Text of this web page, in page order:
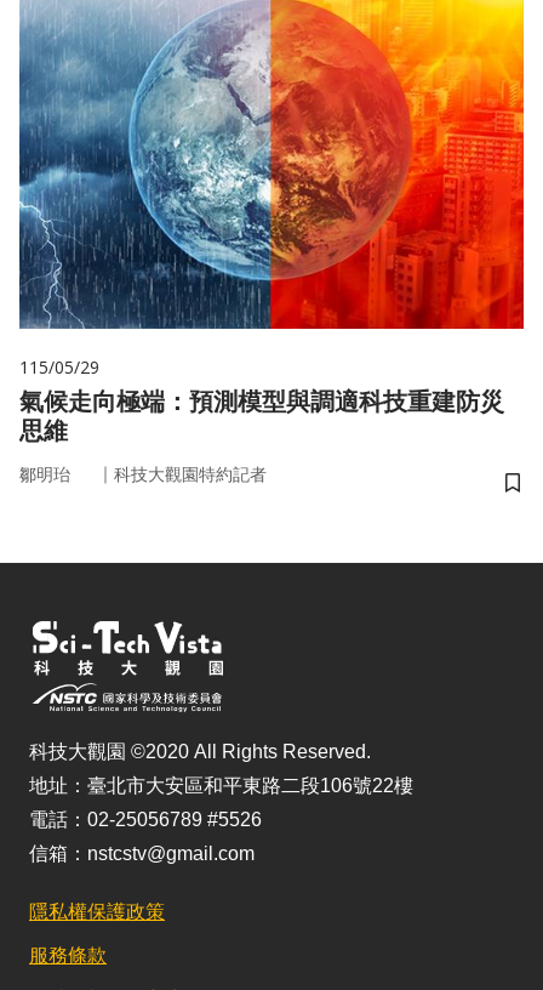
115/05/29
氣候走向極端：預測模型與調適科技重建防災
思維
鄒明珆 ｜ 科技大觀園特約記者
儲
科技大觀園 ©2020 All Rights Reserved.
地址：臺北市大安區和平東路二段106號22樓
電話：02-25056789 #5526
信箱：nstcstv@gmail.com
隱私權保護政策
服務條款